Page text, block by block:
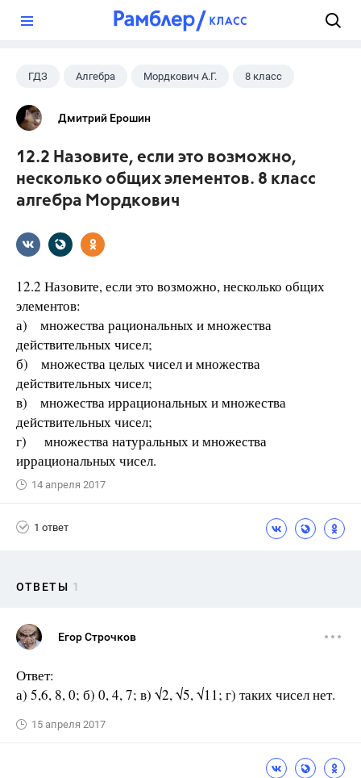
ГДЗ Алгебра Мордкович А.Г. 8 класс
Дмитрий Ерошин
12.2 Назовите, если это возможно,
несколько общих элементов. 8 класс
алгебра Мордкович
12.2 Назовите, если это возможно, несколько общих
элементов:
а) множества рациональных и множества
действительных чисел;
б) множества целых чисел и множества
действительных чисел;
в) множества иррациональных и множества
действительных чисел;
г) множества натуральных и множества
иррациональных чисел.
14 апреля 2017
1 ответ
ОТВЕТЫ 1
Егор Строчков
Ответ:
а) 5,6, 8, 0; б) 0, 4, 7; в) √2, √5, √11; г) таких чисел нет.
15 апреля 2017